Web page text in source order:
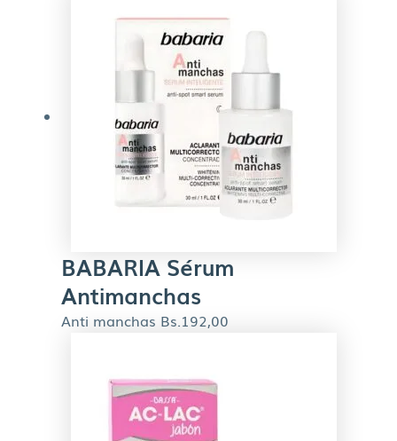
BABARIA Sérum
Antimanchas
Anti manchas Bs.192,00